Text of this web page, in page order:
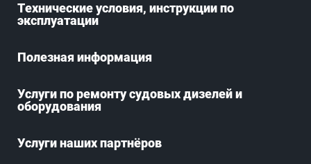
Технические условия, инструкции по
эксплуатации
Полезная информация
Услуги по ремонту судовых дизелей и
оборудования
Услуги наших партнёров